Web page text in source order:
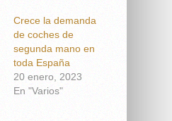
Crece la demanda
de coches de
segunda mano en
toda España
20 enero, 2023
En "Varios"